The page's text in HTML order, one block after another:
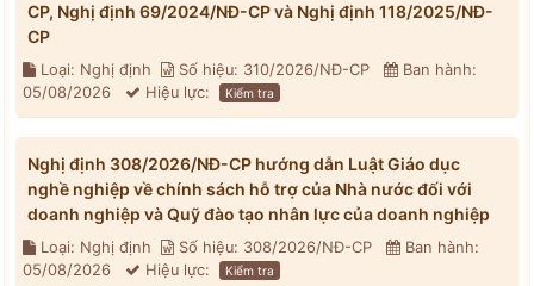
CP, Nghị định 69/2024/NĐ-CP và Nghị định 118/2025/NĐ-
CP
Loại: Nghị định Số hiệu: 310/2026/NĐ-CP
Ban hành:
05/08/2026
Hiệu lực: Kiểm tra
Nghị định 308/2026/NĐ-CP hướng dẫn Luật Giáo dục
nghề nghiệp về chính sách hỗ trợ của Nhà nước đối với
doanh nghiệp và Quỹ đào tạo nhân lực của doanh nghiệp
Loại: Nghị định Số hiệu: 308/2026/NĐ-CP
Ban hành:
05/08/2026
Hiệu lực: Kiểm tra